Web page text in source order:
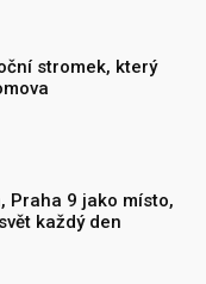
stromek, který
Praha 9 jako místo,
každý den